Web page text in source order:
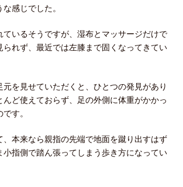
感じでした。
ているそうですが、湿布とマッサージだけで
られず、最近では左膝まで固くなってきてい
を見せていただくと、ひとつの発見があり
んど使えておらず、足の外側に体重がかかっ
す。
、本来なら親指の先端で地面を蹴り出すはず
小指側で踏ん張ってしまう歩き方になってい